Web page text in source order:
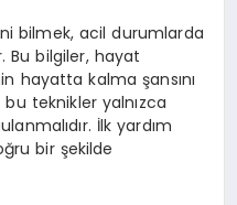
bilmek, acil durumlarda
Bu bilgiler, hayat
hayatta kalma şansını
bu teknikler yalnızca
İlk yardım
bir şekilde